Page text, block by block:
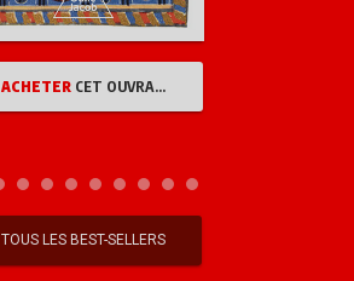
ACHETER CET OUVRAGE
TOUS LES BEST-SELLERS